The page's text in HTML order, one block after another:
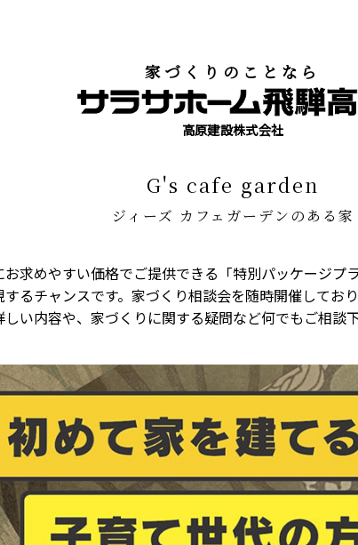
家づくりのことなら
高原建設株式会社
g's cafe garden
ジィーズ カフェガーデンのある家
求めやすい価格でご提供できる「特別パッケージプ
るチャンスです。家づくり相談会を随時開催してお
い内容や、家づくりに関する疑問など何でもご相談下